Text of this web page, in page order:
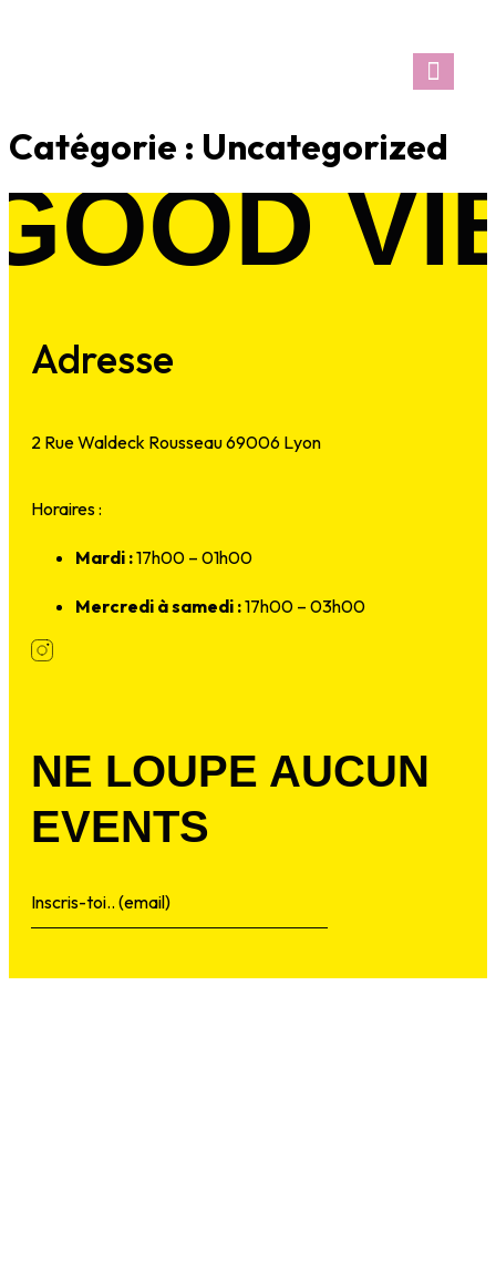
Catégorie : Uncategorized
Adresse
2 Rue Waldeck Rousseau 69006 Lyon
Horaires :
Mardi :17h00 – 01h00
Mercredi à samedi :17h00 – 03h00
NE LOUPE AUCUN
EVENTS